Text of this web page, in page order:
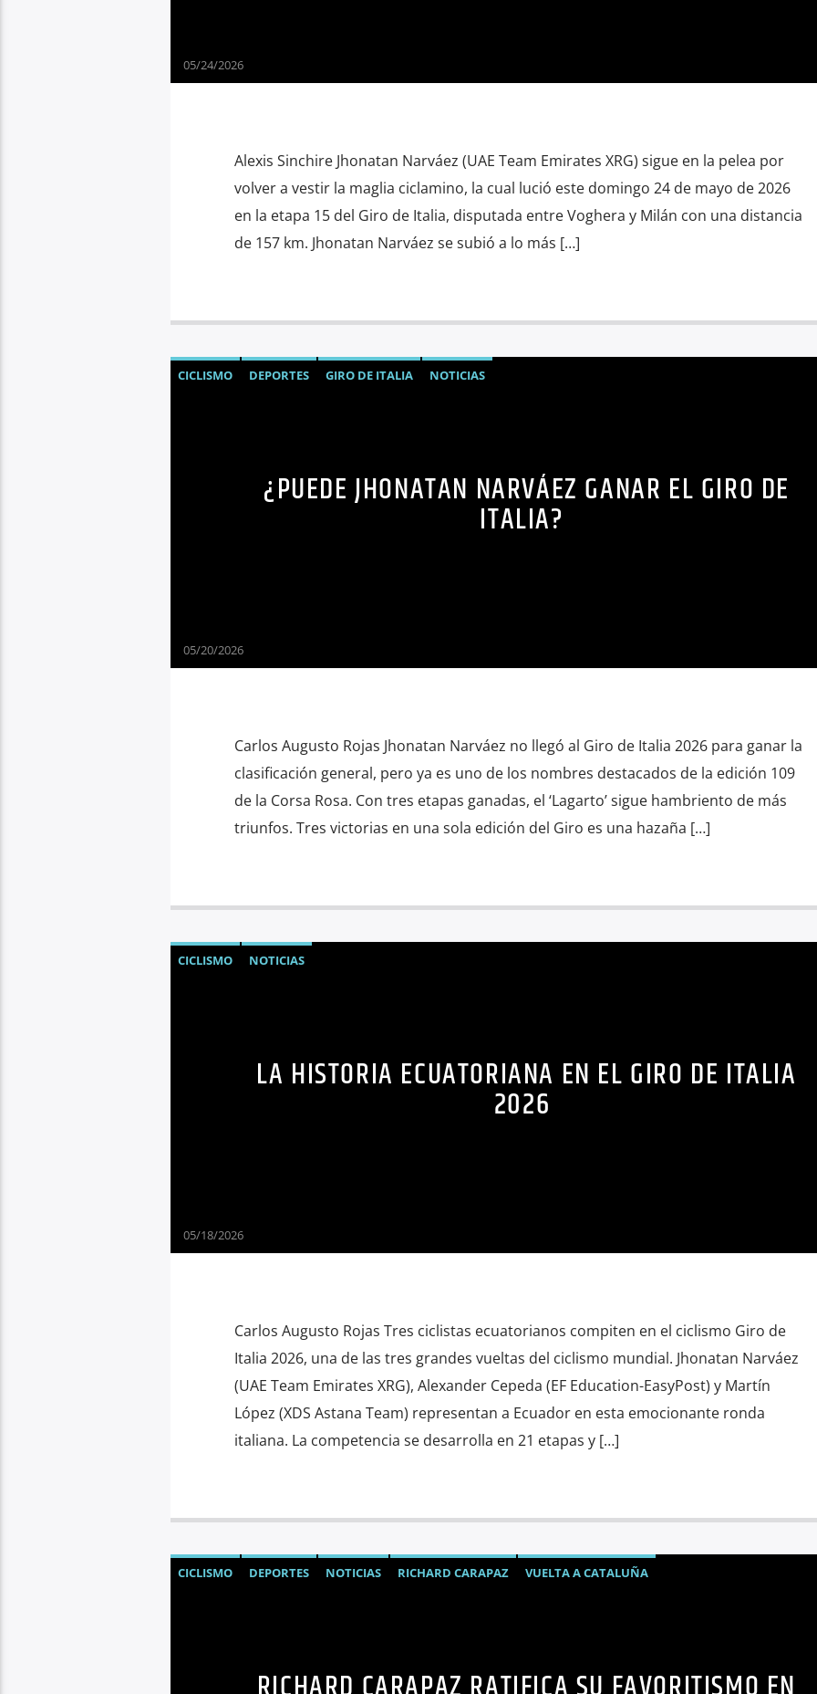
05/24/2026
Alexis Sinchire Jhonatan Narváez (UAE Team Emirates XRG) sigue en la pelea por
volver a vestir la maglia ciclamino, la cual lució este domingo 24 de mayo de 2026
en la etapa 15 del Giro de Italia, disputada entre Voghera y Milán con una distancia
de 157 km. Jhonatan Narváez se subió a lo más […]
CICLISMO DEPORTES GIRO DE ITALIA NOTICIAS
¿PUEDE JHONATAN NARVÁEZ GANAR EL GIRO DE
ITALIA?
05/20/2026
Carlos Augusto Rojas Jhonatan Narváez no llegó al Giro de Italia 2026 para ganar la
clasificación general, pero ya es uno de los nombres destacados de la edición 109
de la Corsa Rosa. Con tres etapas ganadas, el ‘Lagarto’ sigue hambriento de más
triunfos. Tres victorias en una sola edición del Giro es una hazaña […]
CICLISMO NOTICIAS
LA HISTORIA ECUATORIANA EN EL GIRO DE ITALIA
2026
05/18/2026
Carlos Augusto Rojas Tres ciclistas ecuatorianos compiten en el ciclismo Giro de
Italia 2026, una de las tres grandes vueltas del ciclismo mundial. Jhonatan Narváez
(UAE Team Emirates XRG), Alexander Cepeda (EF Education-EasyPost) y Martín
López (XDS Astana Team) representan a Ecuador en esta emocionante ronda
italiana. La competencia se desarrolla en 21 etapas y […]
CICLISMO DEPORTES NOTICIAS RICHARD CARAPAZ VUELTA A CATALUÑA